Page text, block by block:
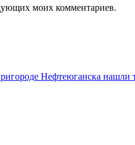
моих комментариев.